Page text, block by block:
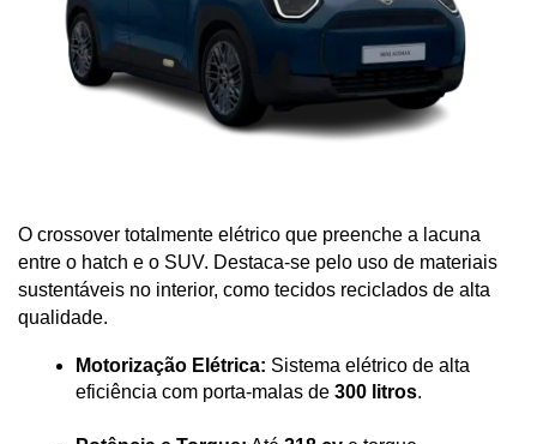
O crossover totalmente elétrico que preenche a lacuna
entre o hatch e o SUV. Destaca-se pelo uso de materiais
sustentáveis no interior, como tecidos reciclados de alta
qualidade.
Motorização Elétrica: Sistema elétrico de alta
eficiência com porta-malas de 300 litros.